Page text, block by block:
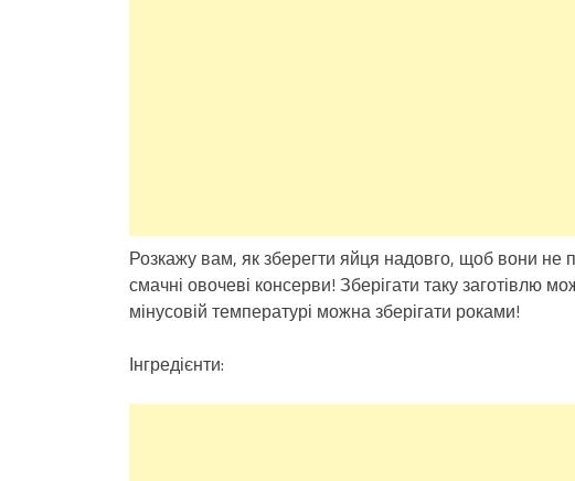
Розкажу вам, як зберегти яйця надовго, щоб вони не
смачні овочеві консерви! Зберігати таку заготівлю
мінусовій температурі можна зберігати роками!
Інгредієнти: